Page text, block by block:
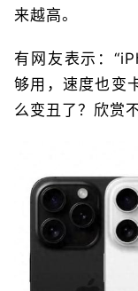
来越高。
有网友表示：
够用，速度也变
么变丑了？欣赏